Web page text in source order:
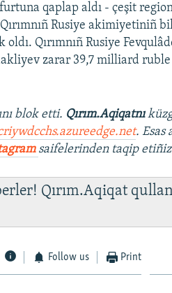
qaplap aldı - çeşit
Rusiye akimiyetiniñ
Qırımnıñ Rusiye
zarar 39,7 milliard ruble
blok etti. Qırım.Aqiqatnı
. Esas
saifelerinden taqip
Qırım.Aqiqat
Follow us Print